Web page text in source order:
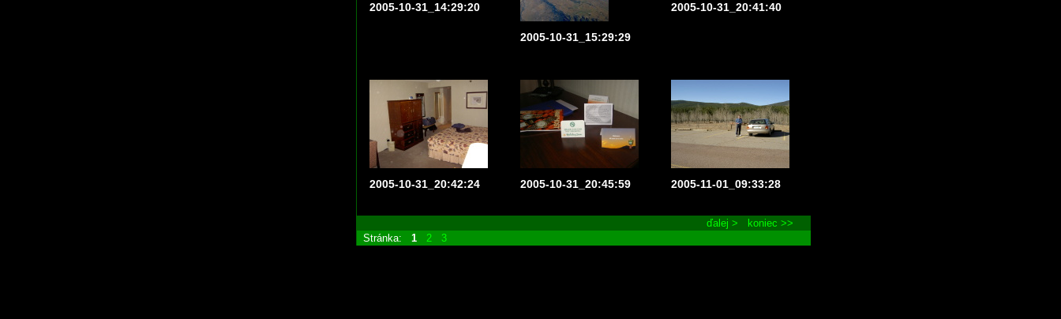
2005-10-31_14:29:20
2005-10-31_15:29:29
2005-10-31_20:41:40
2005-10-31_20:42:24 2005-10-31_20:45:59 2005-11-01_09:33:28
ďalej >
koniec >>
Stránka:
1 2 3